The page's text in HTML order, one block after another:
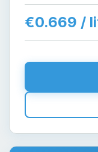
€0.669 /